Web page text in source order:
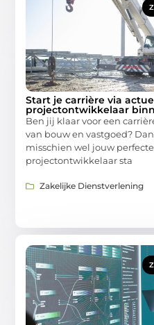
Start je carrière via
projectontwikkelaar
Ben jij klaar voor een
van bouw en vastgoed?
misschien wel jouw
projectontwikkelaar sta
Zakelijke Dienstverlening